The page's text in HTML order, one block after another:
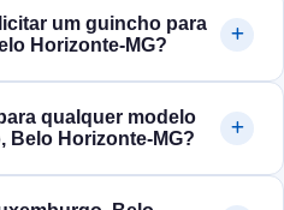
um guincho para
Horizonte‑MG?
qualquer modelo
Horizonte‑MG?